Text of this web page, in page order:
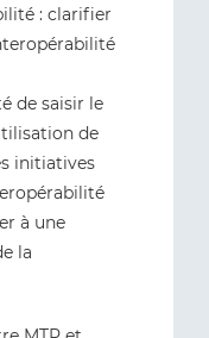
: clarifier
de saisir le
de
initiatives
à une
la